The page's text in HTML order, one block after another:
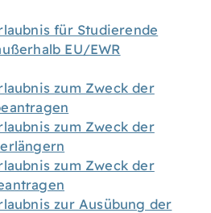
für Studierende
EU/EWR
zum Zweck der
zum Zweck der
zum Zweck der
zur Ausübung der